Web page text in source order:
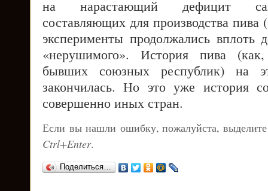
на нарастающий дефицит
составляющих для производства пива
эксперименты продолжались вплоть
«нерушимого». История пива
бывших союзных республик) на
закончилась. Но это уже история
совершенно иных стран.
Если вы нашли ошибку, пожалуйста,
Ctrl+Enter.
Поделиться…